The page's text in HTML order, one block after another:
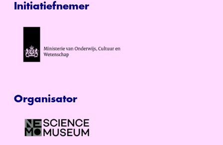
Initiatiefnemer
Organisator